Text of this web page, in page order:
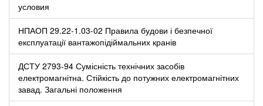
условия
НПАОП 29.22-1.03-02 Правила будови і безпечної
експлуатації вантажопідіймальних кранів
ДСТУ 2793-94 Сумісність технічних засобів
електромагнітна. Стійкість до потужних електромагнітних
завад. Загальні положення